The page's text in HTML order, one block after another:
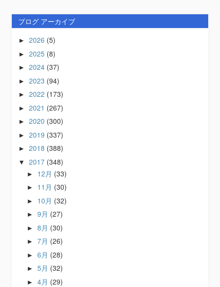
ブログ アーカイブ
►2026 (5)
►2025 (8)
►2024 (37)
►2023 (94)
►2022 (173)
►2021 (267)
►2020 (300)
►2019 (337)
►2018 (388)
▼2017 (348)
► 12月 (33)
► 11月 (30)
► 10月 (32)
►9月 (27)
►8月 (30)
►7月 (26)
►6月 (28)
►5月 (32)
►4月 (29)